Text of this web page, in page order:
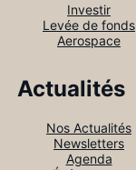
Investir
Levée de fonds
Aerospace
Actualités
Nos Actualités
Newsletters
Agenda